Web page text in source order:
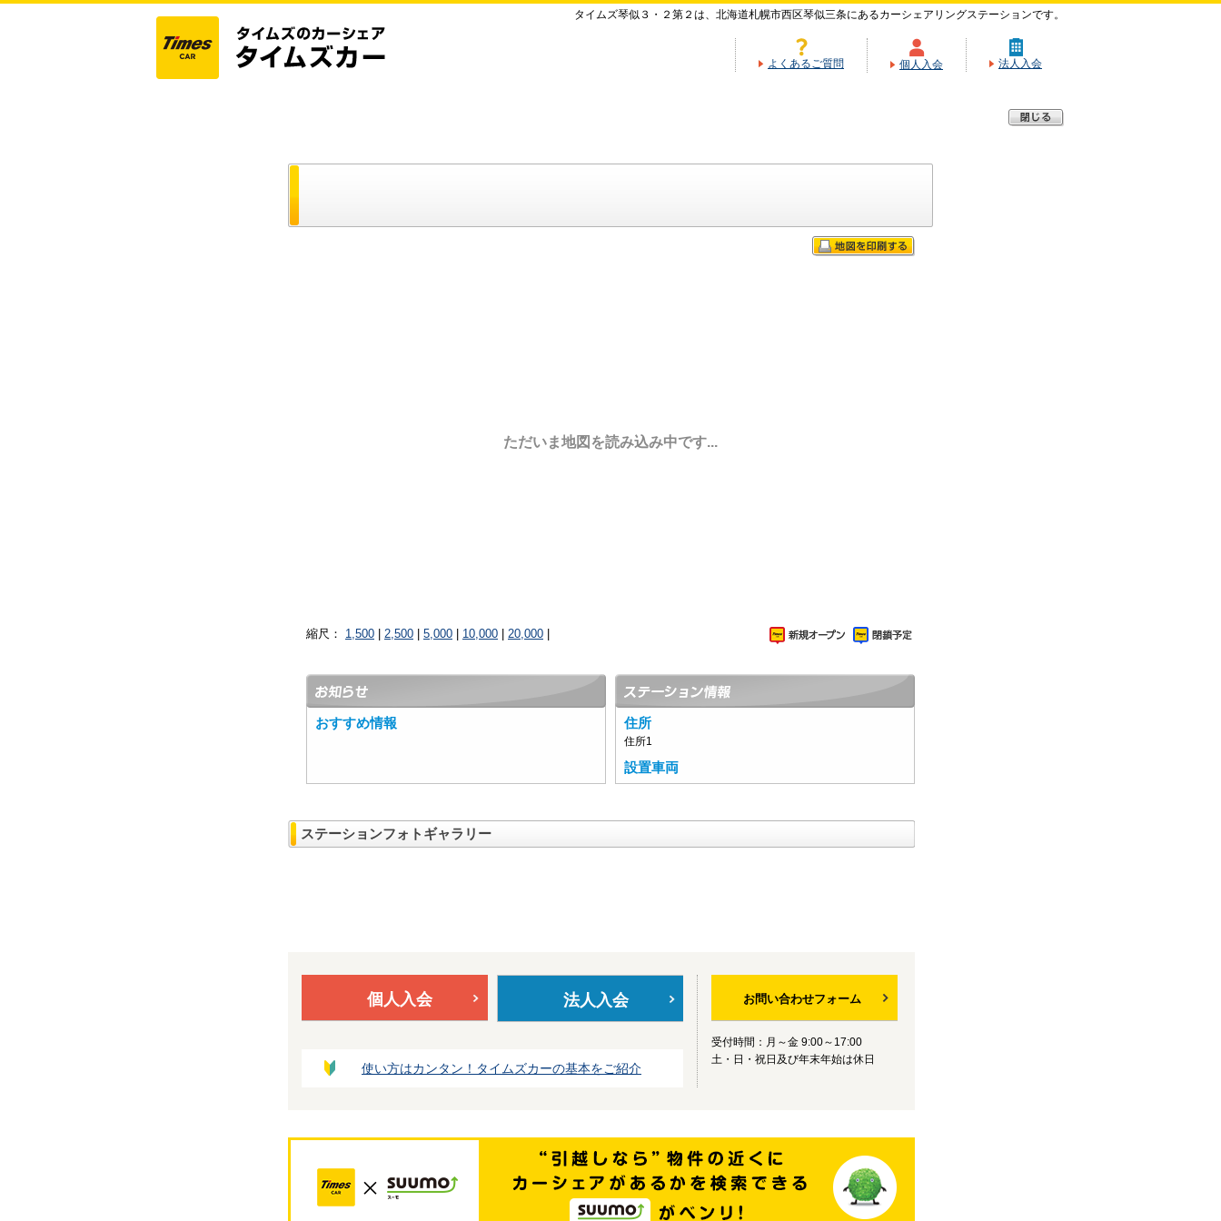
タイムズ琴似３・２第２は、北海道札幌市西区琴似三条にあるカーシェアリングステーションです。
よくあるご質問 個人入会 法人入会
ただいま地図を読み込み中です...
縮尺： 1,500 2,500 5,000 10,000 20,000
おすすめ情報 住所
住所1
設置車両
ステーションフォトギャラリー
個人入会 法人入会
使い方はカンタン！タイムズカーの基本をご紹介
お問い合わせフォーム
受付時間：月～金 9:00～17:00
土・日・祝日及び年末年始は休日